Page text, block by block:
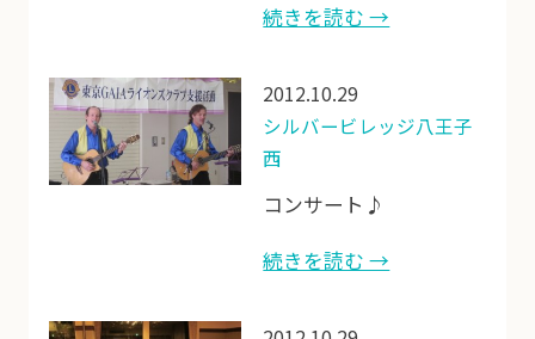
続きを読む →
2012.10.29
シルバービレッジ八王子
西
コンサート♪
続きを読む →